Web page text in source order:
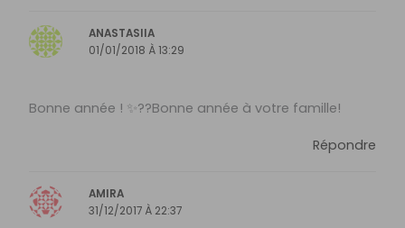
ANASTASIIA
01/01/2018 À 13:29
Bonne année ! ✨??Bonne année à votre famille!
Répondre
AMIRA
31/12/2017 À 22:37